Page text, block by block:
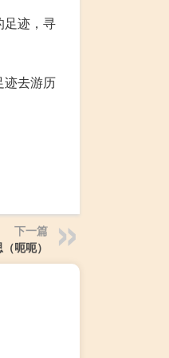
足迹，寻
迹去游历
下一篇
呃呃）